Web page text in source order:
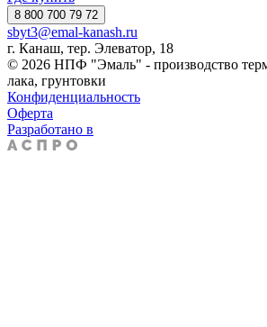
8 800 700 79 72
sbyt3@emal-kanash.ru
г. Канаш, тер. Элеватор, 18
© 2026 НПФ "Эмаль" - производство
лака, грунтовки
Конфиденциальность
Оферта
Разработано в